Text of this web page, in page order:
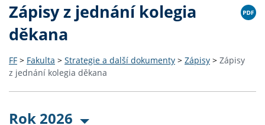
Zápisy z jednání kolegia
děkana
FF > Fakulta > Strategie a další dokumenty > Zápisy > Zápisy
z jednání kolegia děkana
Rok 2026